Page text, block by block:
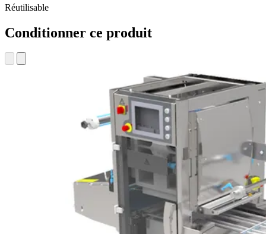
Réutilisable
Conditionner ce produit